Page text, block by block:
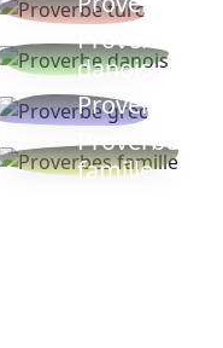
Proverbe
danois
Proverbe grec
Proverbes
famille